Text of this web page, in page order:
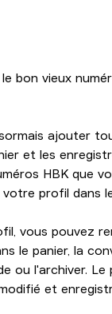
bon vieux
ajouter
et les
HBK que
votre profil dans
vous pouvez
le panier, la
ou l'archiver. Le
et